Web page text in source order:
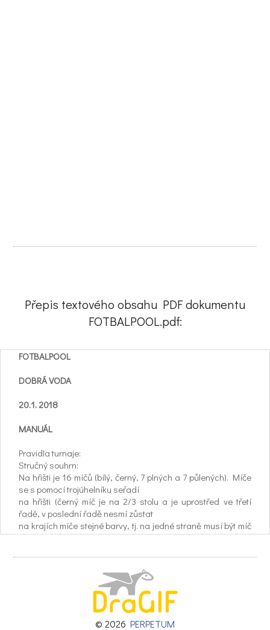
Přepis textového obsahu PDF dokumentu
FOTBALPOOL.pdf:
FOTBALPOOL
DOBRÁ VODA
20.1. 2018
MANUÁL
Pravidla turnaje:
Stručný souhrn:
Na hřišti je 16 míčů (bílý, černý, 7 plných a 7 půlených). Míče
se s pomocí trojúhelníku seřadí
na hřišti (černý míč je na 2/3 stolu a je uprostřed ve třetí
řadě, v poslední řadě nesmí zůstat
na krajích míče stejné barvy, tj. na jedné straně musí být míč
plný, na té druhé míč půlený,
Rozehrává se kopem do bílého míče, který je v 1/3 hřiště. Po
rozstřelu se musí alespoň
jeden barevný míč dotknout mantinelu (pokud se tak nestane
jedná se o faul a hraje tým
© 2026 PERPETUM